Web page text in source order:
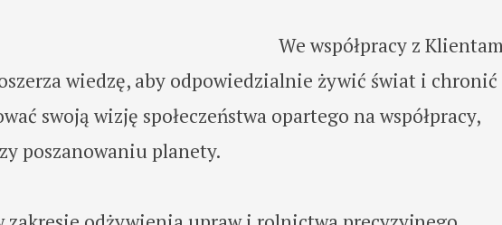
We współpracy z
wiedzę, aby odpowiedzialnie żywić świat i chronić
swoją wizję społeczeństwa opartego na współpracy,
poszanowaniu planety.